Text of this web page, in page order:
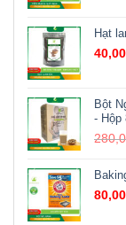
Hạt
Bột
- Hộp